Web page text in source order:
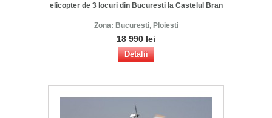
elicopter de 3 locuri din Bucuresti la Castelul Bran
Zona: Bucuresti, Ploiesti
18 990 lei
Detalii